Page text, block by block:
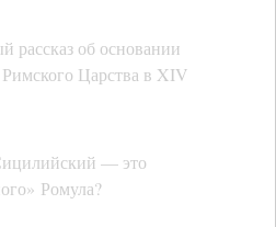
рассказ об основании
Царства в XIV
— это
Ромула?